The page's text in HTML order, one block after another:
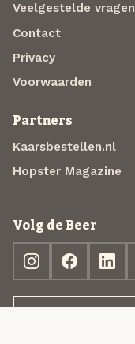
Veelgestelde vragen
Contact
Privacy
Voorwaarden
Partners
Kaarsbestellen.nl
Hopster Magazine
Volg de Beer